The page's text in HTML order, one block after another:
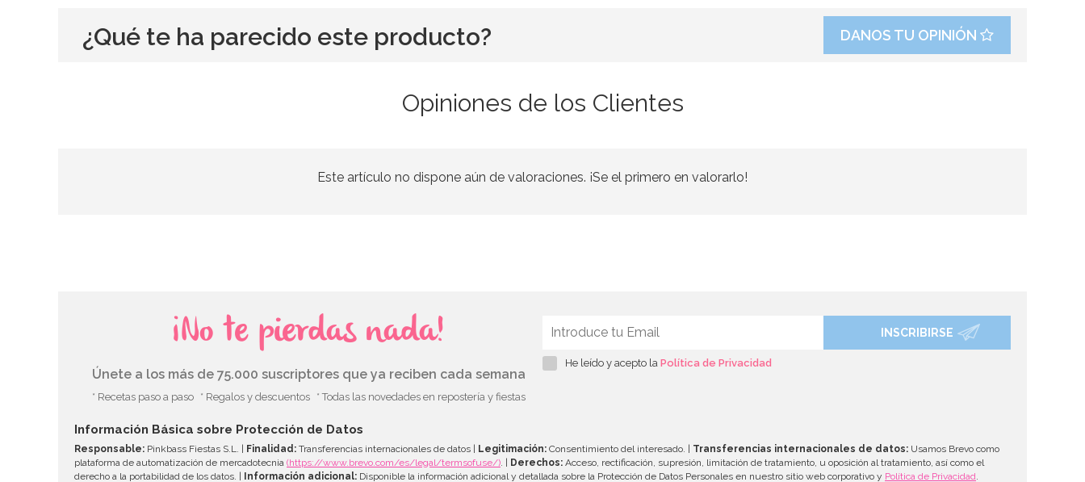
¿Qué te ha parecido este producto? DANOS TU OPINIÓN
Opiniones de los Clientes
Este artículo no dispone aún de valoraciones. ¡Se el primero en valorarlo!
¡No te pierdas nada!
Únete a los más de 75.000 suscriptores que ya reciben cada semana
* Recetas paso a paso * Regalos y descuentos * Todas las novedades en repostería y fiestas
INSCRIBIRSE
He leído y acepto la Política de Privacidad
Información Básica sobre Protección de Datos
Responsable: Pinkbass Fiestas S.L. | Finalidad: Transferencias internacionales de datos | Legitimación: Consentimiento del interesado. | Transferencias internacionales de datos: Usamos Brevo como
plataforma de automatización de mercadotecnia (https://www.brevo.com/es/legal/termsofuse/) . | Derechos: Acceso, rectificación, supresión, limitación de tratamiento, u oposición al tratamiento, así como el
derecho a la portabilidad de los datos. | Información adicional: Disponible la información adicional y detallada sobre la Protección de Datos Personales en nuestro sitio web corporativo y Política de Privacidad